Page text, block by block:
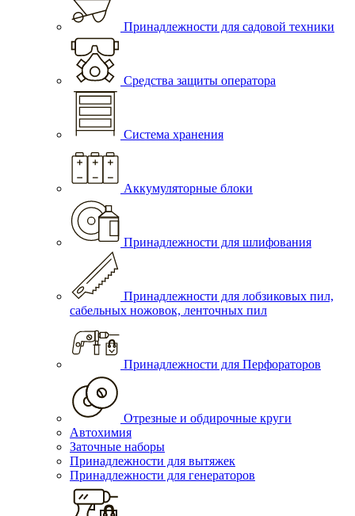
Принадлежности для садовой техники
Средства защиты оператора
Система хранения
Аккумуляторные блоки
Принадлежности для шлифования
Принадлежности для лобзиковых пил,
сабельных ножовок, ленточных пил
Принадлежности для Перфораторов
Отрезные и обдирочные круги
Автохимия
Заточные наборы
Принадлежности для вытяжек
Принадлежности для генераторов